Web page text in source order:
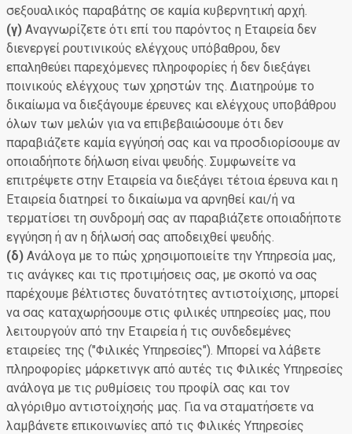
σεξουαλικός παραβάτης σε καμία κυβερνητική αρχή.
(γ) Αναγνωρίζετε ότι επί του παρόντος η Εταιρεία δεν
διενεργεί ρουτινικούς ελέγχους υπόβαθρου, δεν
επαληθεύει παρεχόμενες πληροφορίες ή δεν διεξάγει
ποινικούς ελέγχους των χρηστών της. Διατηρούμε το
δικαίωμα να διεξάγουμε έρευνες και ελέγχους υποβάθρου
όλων των μελών για να επιβεβαιώσουμε ότι δεν
παραβιάζετε καμία εγγύησή σας και να προσδιορίσουμε αν
οποιαδήποτε δήλωση είναι ψευδής. Συμφωνείτε να
επιτρέψετε στην Εταιρεία να διεξάγει τέτοια έρευνα και η
Εταιρεία διατηρεί το δικαίωμα να αρνηθεί και/ή να
τερματίσει τη συνδρομή σας αν παραβιάζετε οποιαδήποτε
εγγύηση ή αν η δήλωσή σας αποδειχθεί ψευδής.
(δ) Ανάλογα με το πώς χρησιμοποιείτε την Υπηρεσία μας,
τις ανάγκες και τις προτιμήσεις σας, με σκοπό να σας
παρέχουμε βέλτιστες δυνατότητες αντιστοίχισης, μπορεί
να σας καταχωρήσουμε στις φιλικές υπηρεσίες μας, που
λειτουργούν από την Εταιρεία ή τις συνδεδεμένες
εταιρείες της ("Φιλικές Υπηρεσίες"). Μπορεί να λάβετε
πληροφορίες μάρκετινγκ από αυτές τις Φιλικές Υπηρεσίες
ανάλογα με τις ρυθμίσεις του προφίλ σας και τον
αλγόριθμο αντιστοίχησής μας. Για να σταματήσετε να
λαμβάνετε επικοινωνίες από τις Φιλικές Υπηρεσίες